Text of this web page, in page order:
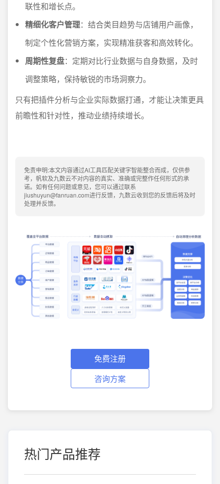
联性和增长点。
精细化客户管理：结合类目趋势与店铺用户画像，
制定个性化营销方案，实现精准获客和高效转化。
周期性复盘：定期对比行业数据与自身数据，及时
调整策略，保持敏锐的市场洞察力。
只有把插件分析与企业实际数据打通，才能让决策更具
前瞻性和针对性，推动业绩持续增长。
免责申明:本文内容通过AI工具匹配关键字智能整合而成，仅供参
考，帆软及九数云不对内容的真实、准确或完整作任何形式的承
诺。如有任何问题或意见，您可以通过联系
jiushuyun@fanruan.com进行反馈，九数云收到您的反馈后将及时
处理并反馈。
免费注册
咨询方案
热门产品推荐